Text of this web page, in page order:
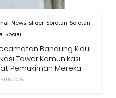
News slider Sorotan Sorotan
Sosial
Bandung Kidul
Tower Komunikasi
Pemukiman Mereka
2026